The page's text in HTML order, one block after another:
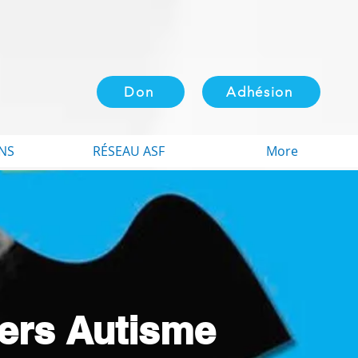
Don
RÉSEAU ASF More
Autisme
Adhésion